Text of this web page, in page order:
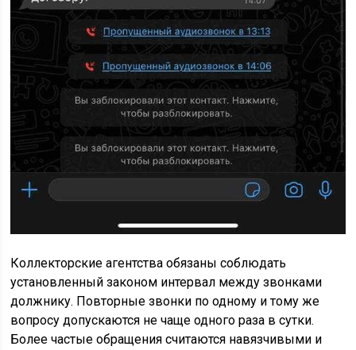
Коллекторские агентства обязаны соблюдать
установленный законом интервал между звонками
должнику. Повторные звонки по одному и тому же
вопросу допускаются не чаще одного раза в сутки.
Более частые обращения считаются навязчивыми и